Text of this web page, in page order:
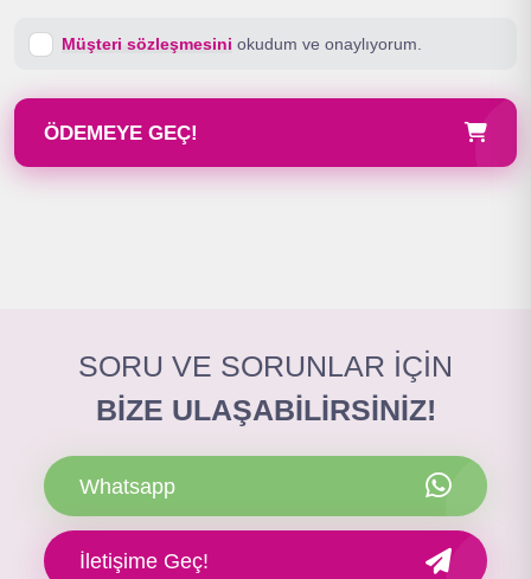
Müşteri sözleşmesini okudum ve onaylıyorum.
ÖDEMEYE GEÇ!
SORU VE SORUNLAR İÇİN
BİZE ULAŞABİLİRSİNİZ!
Whatsapp
İletişime Geç!